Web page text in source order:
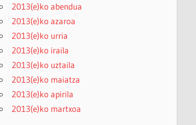
2013(e)ko abendua
2013(e)ko azaroa
2013(e)ko urria
2013(e)ko iraila
2013(e)ko uztaila
2013(e)ko maiatza
2013(e)ko apirila
2013(e)ko martxoa